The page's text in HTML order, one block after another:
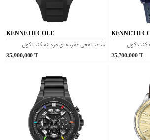
KENNETH COLE
ساعت مچی عقربه ای مردانه کنت کول
35,900,000
KENNETH
کول
25,700,000